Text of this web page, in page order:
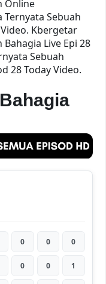
Online
Sebuah
Kbergetar
Live Epi 28
Sebuah
28 Today Video.
0 0 0
0 0 1